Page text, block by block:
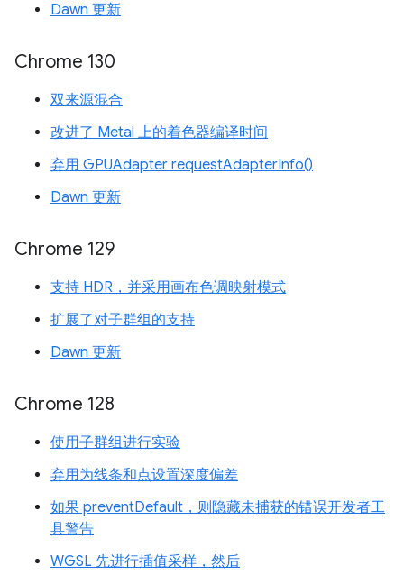
Dawn 更新
Chrome 130
双来源混合
改进了 Metal 上的着色器编译时间
弃用 GPUAdapter requestAdapterInfo()
Dawn 更新
Chrome 129
支持 HDR，并采用画布色调映射模式
扩展了对子群组的支持
Dawn 更新
Chrome 128
使用子群组进行实验
弃用为线条和点设置深度偏差
如果 preventDefault，则隐藏未捕获的错误开发者工
具警告
WGSL 先进行插值采样，然后